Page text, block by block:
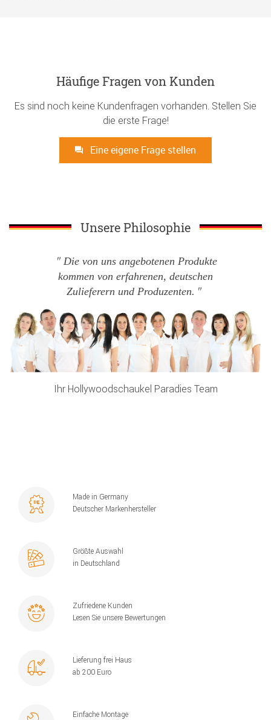
Häufige Fragen von Kunden
Es sind noch keine Kundenfragen vorhanden. Stellen Sie
die erste Frage!
Eine eigene Frage stellen
Unsere Philosophie
Die von uns angebotenen Produkte
kommen von erfahrenen, deutschen
Zulieferern und Produzenten.
Ihr Hollywoodschaukel Paradies Team
Made in Germany
Deutscher Markenhersteller
Größte Auswahl
in Deutschland
Zufriedene Kunden
Lesen Sie unsere Bewertungen
Lieferung frei Haus
ab 200 Euro
Einfache Montage